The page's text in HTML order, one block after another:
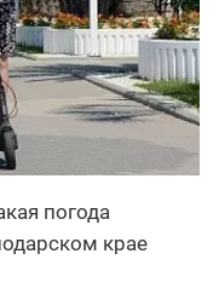
погода
крае